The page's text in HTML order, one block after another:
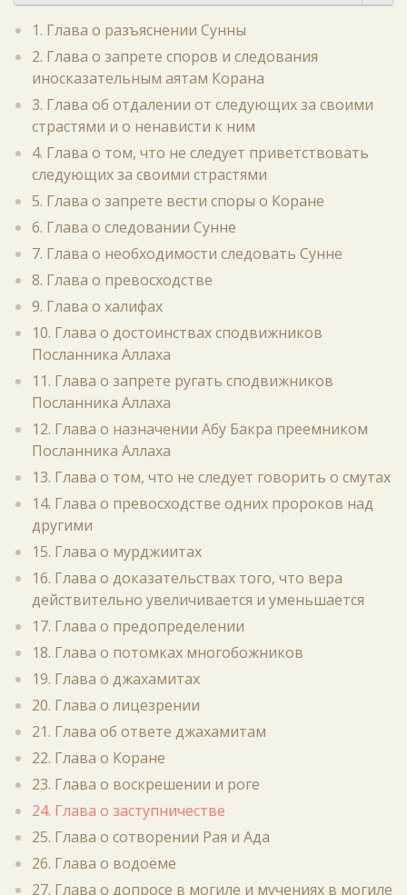
1. Глава о разъяснении Сунны
2. Глава о запрете споров и следования
иносказательным аятам Корана
3. Глава об отдалении от следующих за своими
страстями и о ненависти к ним
4. Глава о том, что не следует приветствовать
следующих за своими страстями
5. Глава о запрете вести споры о Коране
6. Глава о следовании Сунне
7. Глава о необходимости следовать Сунне
8. Глава о превосходстве
9. Глава о халифах
10. Глава о достоинствах сподвижников
Посланника Аллаха
11. Глава о запрете ругать сподвижников
Посланника Аллаха
12. Глава о назначении Абу Бакра преемником
Посланника Аллаха
13. Глава о том, что не следует говорить о смутах
14. Глава о превосходстве одних пророков над
другими
15. Глава о мурджиитах
16. Глава о доказательствах того, что вера
действительно увеличивается и уменьшается
17. Глава о предопределении
18. Глава о потомках многобожников
19. Глава о джахамитах
20. Глава о лицезрении
21. Глава об ответе джахамитам
22. Глава о Коране
23. Глава о воскрешении и роге
24. Глава о заступничестве
25. Глава о сотворении Рая и Ада
26. Глава о водоёме
27. Глава о допросе в могиле и мучениях в могиле